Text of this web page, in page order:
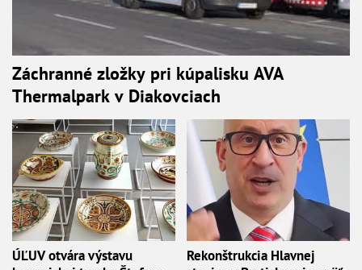
Záchranné zložky pri kúpalisku AVA
Thermalpark v Diakovciach
ÚĽUV otvára výstavu
Rekonštrukcia Hlavnej